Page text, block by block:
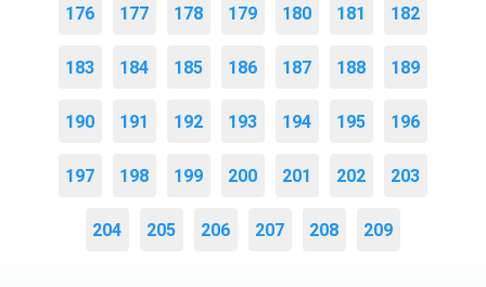
176 177 178 179 180 181 182
183 184 185 186 187 188 189
190 191 192 193 194 195 196
197 198 199 200 201 202 203
204 205 206 207 208 209